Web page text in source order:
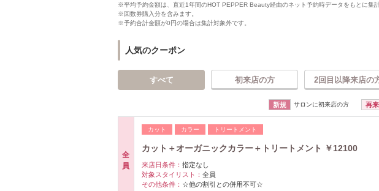
※平均予約金額は、直近1年間のHOT PEPPER Beauty経由のネット予約時データをもとに集計
※回数券購入分を含みます。
※予約合計金額が0円の場合は集計対象外です。
人気のクーポン
すべて 初来店の方 2回目以降来店の
新規 サロンに初来店の方 再来
全
員
カット カラー トリートメント
カット＋オーガニックカラー＋トリートメント ￥12100
来店日条件： 指定なし
対象スタイリスト： 全員
その他条件： ☆他の割引との併用不可☆